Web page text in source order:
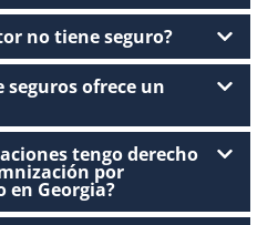
no tiene seguro?
seguros ofrece un
tengo derecho
por
en Georgia?